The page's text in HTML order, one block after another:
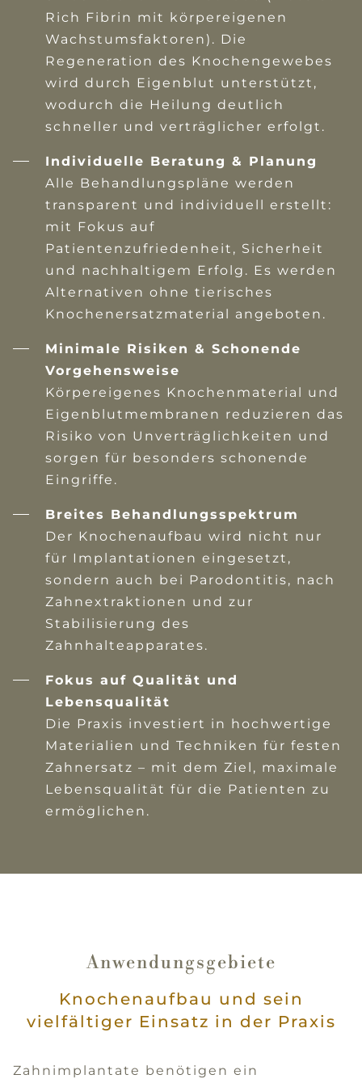
Rich Fibrin mit körpereigenen
Wachstumsfaktoren). Die
Regeneration des Knochengewebes
wird durch Eigenblut unterstützt,
wodurch die Heilung deutlich
schneller und verträglicher erfolgt.
Individuelle Beratung & Planung
Alle Behandlungspläne werden
transparent und individuell erstellt:
mit Fokus auf
Patientenzufriedenheit, Sicherheit
und nachhaltigem Erfolg. Es werden
Alternativen ohne tierisches
Knochenersatzmaterial angeboten.
Minimale Risiken & Schonende
Vorgehensweise
Körpereigenes Knochenmaterial und
Eigenblutmembranen reduzieren das
Risiko von Unverträglichkeiten und
sorgen für besonders schonende
Eingriffe.
Breites Behandlungsspektrum
Der Knochenaufbau wird nicht nur
für Implantationen eingesetzt,
sondern auch bei Parodontitis, nach
Zahnextraktionen und zur
Stabilisierung des
Zahnhalteapparates.
Fokus auf Qualität und
Lebensqualität
Die Praxis investiert in hochwertige
Materialien und Techniken für festen
Zahnersatz – mit dem Ziel, maximale
Lebensqualität für die Patienten zu
ermöglichen.
Anwendungsgebiete
Knochenaufbau und sein
vielfältiger Einsatz in der Praxis
Zahnimplantate benötigen ein